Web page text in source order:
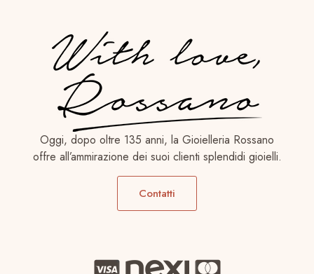
Oggi, dopo oltre 135 anni, la Gioielleria Rossano
offre all’ammirazione dei suoi clienti splendidi gioielli.
Contatti